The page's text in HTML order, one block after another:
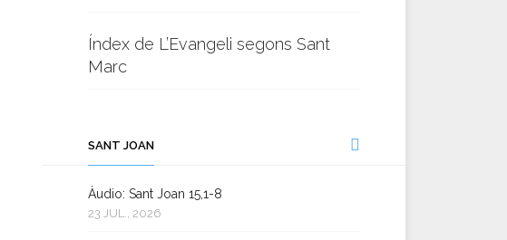
Índex de L’Evangeli segons Sant
Marc
SANT JOAN
Àudio: Sant Joan 15,1-8
23 JUL., 2026